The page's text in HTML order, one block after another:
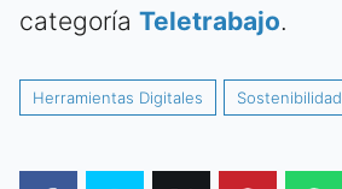
categoría Teletrabajo.
Herramientas Digitales Sostenibilidad